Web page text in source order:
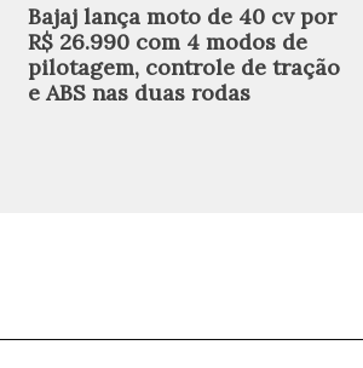
Bajaj lança moto de 40 cv por
R$ 26.990 com 4 modos de
pilotagem, controle de tração
e ABS nas duas rodas